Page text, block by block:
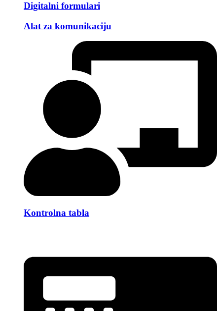
Digitalni formulari
Alat za komunikaciju
Kontrolna tabla